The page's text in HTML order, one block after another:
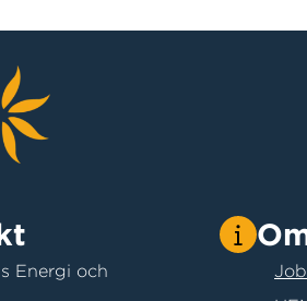
Energi och